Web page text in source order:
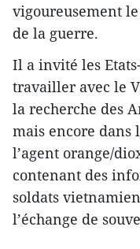
vigoureusement
de la guerre.
Il a invité les
travailler avec le
la recherche des
mais encore dans
l’agent orange/
contenant des
soldats
l’échange de